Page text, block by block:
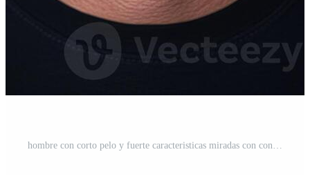
hombre con corto pelo y fuerte caracteristicas miradas con confianza a el cámara Foto Pro